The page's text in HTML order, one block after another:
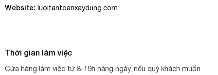
Website: luoitantoanxaydung.com
Thời gian làm việc
Cửa hàng làm việc từ 8-19h hàng ngày, nếu quý khách muốn